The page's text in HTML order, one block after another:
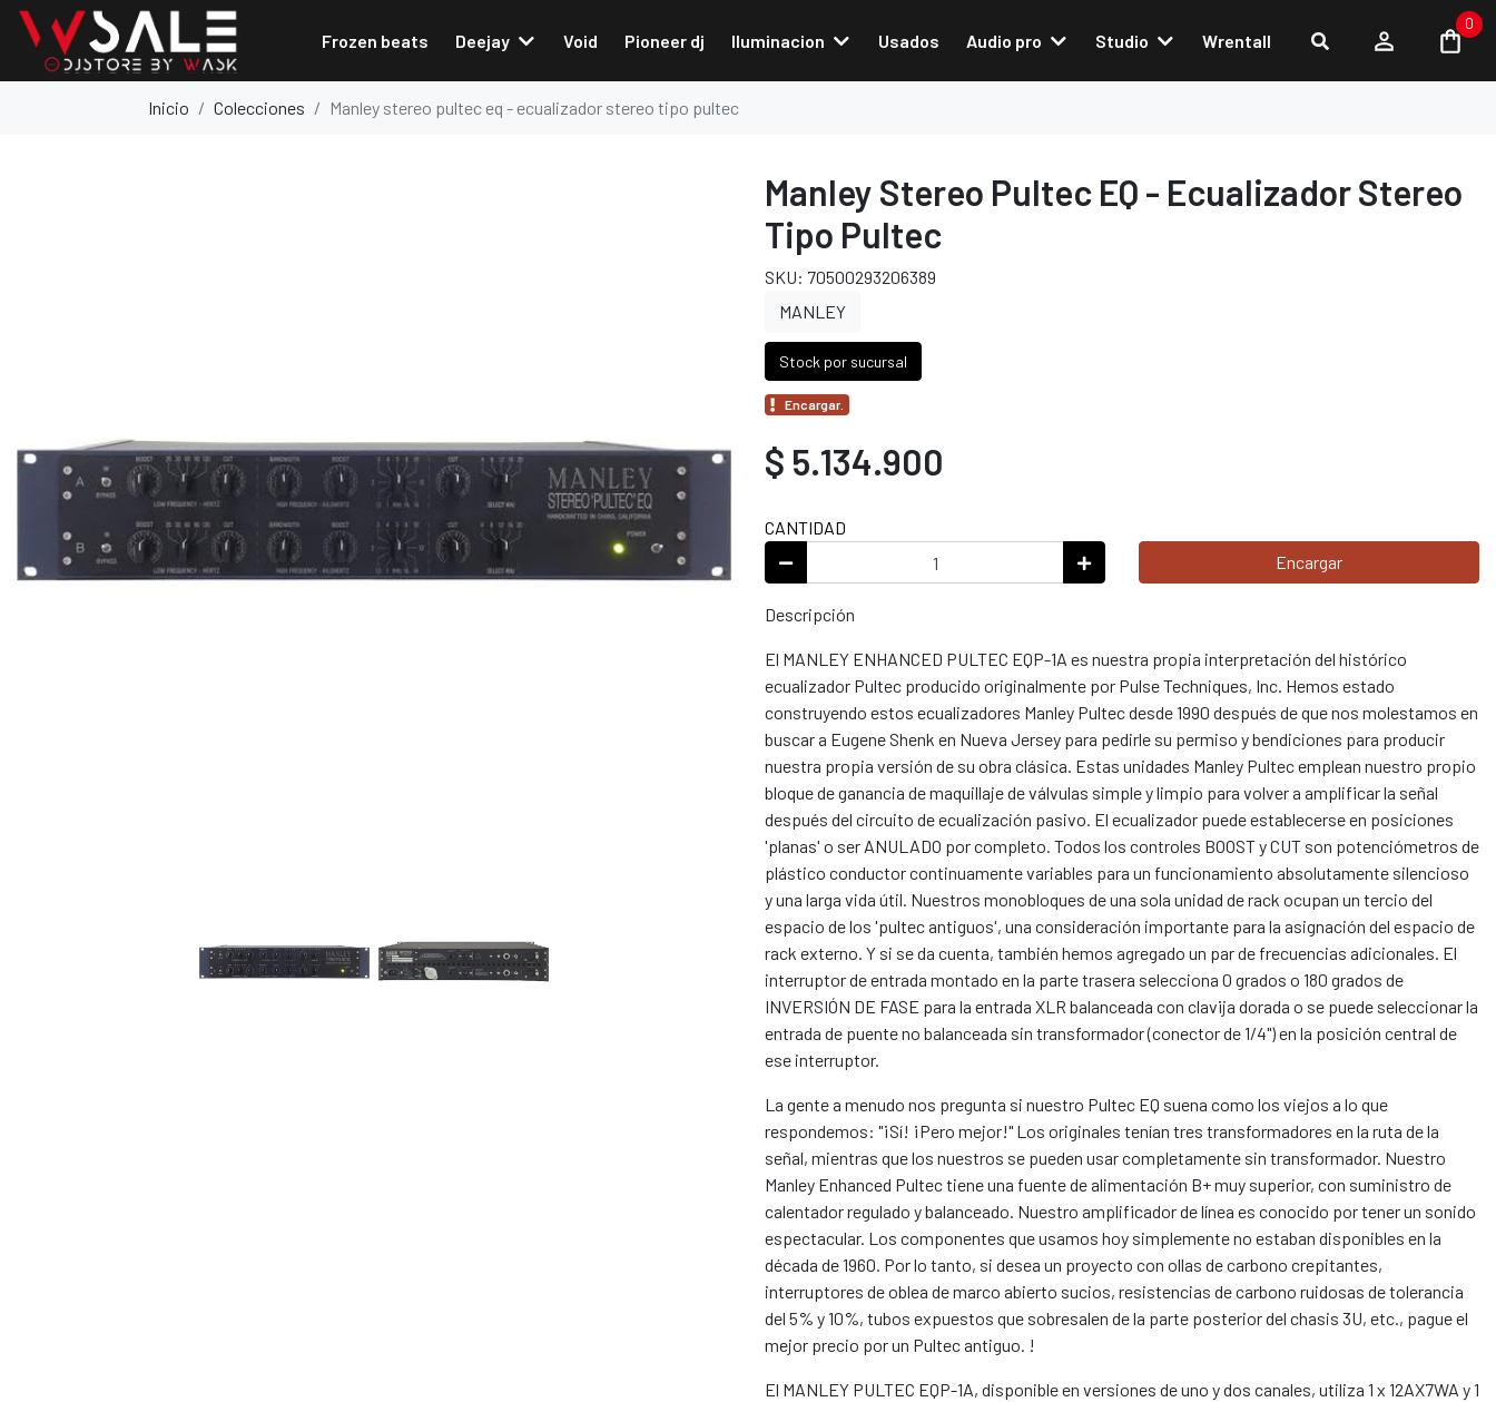
Frozen beats Deejay Void Pioneer dj Iluminacion Usados Audio pro Studio Wrentall
0
Inicio Colecciones Manley stereo pultec eq - ecualizador stereo tipo pultec
Manley Stereo Pultec EQ - Ecualizador Stereo
Tipo Pultec
SKU: 70500293206389
MANLEY
Stock por sucursal
Encargar.
$ 5.134.900
CANTIDAD
Encargar
Descripción
El MANLEY ENHANCED PULTEC EQP-1A es nuestra propia interpretación del histórico
ecualizador Pultec producido originalmente por Pulse Techniques, Inc. Hemos estado
construyendo estos ecualizadores Manley Pultec desde 1990 después de que nos molestamos en
buscar a Eugene Shenk en Nueva Jersey para pedirle su permiso y bendiciones para producir
nuestra propia versión de su obra clásica. Estas unidades Manley Pultec emplean nuestro propio
bloque de ganancia de maquillaje de válvulas simple y limpio para volver a amplificar la señal
después del circuito de ecualización pasivo. El ecualizador puede establecerse en posiciones
'planas' o ser ANULADO por completo. Todos los controles BOOST y CUT son potenciómetros de
plástico conductor continuamente variables para un funcionamiento absolutamente silencioso
y una larga vida útil. Nuestros monobloques de una sola unidad de rack ocupan un tercio del
espacio de los 'pultec antiguos', una consideración importante para la asignación del espacio de
rack externo. Y si se da cuenta, también hemos agregado un par de frecuencias adicionales. El
interruptor de entrada montado en la parte trasera selecciona 0 grados o 180 grados de
INVERSIÓN DE FASE para la entrada XLR balanceada con clavija dorada o se puede seleccionar la
entrada de puente no balanceada sin transformador (conector de 1/4") en la posición central de
ese interruptor.
La gente a menudo nos pregunta si nuestro Pultec EQ suena como los viejos a lo que
respondemos: "¡Sí! ¡Pero mejor!" Los originales tenían tres transformadores en la ruta de la
señal, mientras que los nuestros se pueden usar completamente sin transformador. Nuestro
Manley Enhanced Pultec tiene una fuente de alimentación B+ muy superior, con suministro de
calentador regulado y balanceado. Nuestro amplificador de línea es conocido por tener un sonido
espectacular. Los componentes que usamos hoy simplemente no estaban disponibles en la
década de 1960. Por lo tanto, si desea un proyecto con ollas de carbono crepitantes,
interruptores de oblea de marco abierto sucios, resistencias de carbono ruidosas de tolerancia
del 5% y 10%, tubos expuestos que sobresalen de la parte posterior del chasis 3U, etc., pague el
mejor precio por un Pultec antiguo. !
El MANLEY PULTEC EQP-1A, disponible en versiones de uno y dos canales, utiliza 1 x 12AX7WA y 1